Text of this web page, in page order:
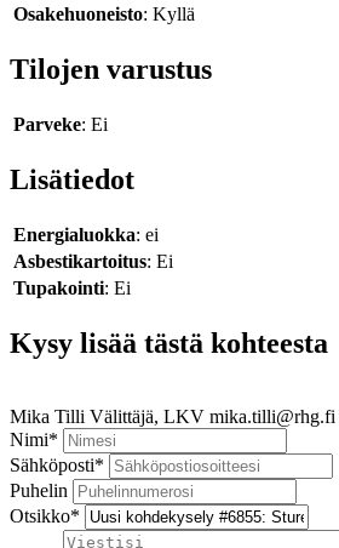
Osakehuoneisto: Kyllä
Tilojen varustus
Parveke: Ei
Lisätiedot
Energialuokka: ei
Asbestikartoitus: Ei
Tupakointi: Ei
Kysy lisää tästä kohteesta
Mika Tilli Välittäjä, LKV mika.tilli@rhg.fi
Nimi*
Sähköposti*
Puhelin
Otsikko*